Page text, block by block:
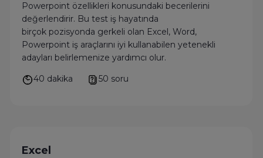
Powerpoint özellikleri konusundaki becerilerini
değerlendirir. Bu test iş hayatında
birçok pozisyonda gerkeli olan Excel, Word,
Powerpoint iş araçlarını iyi kullanabilen yetenekli
adayları belirlemenize yardımcı olur.
40 dakika
50 soru
Excel